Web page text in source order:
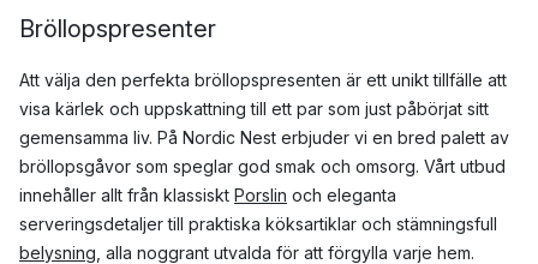
Bröllopspresenter
Att välja den perfekta bröllopspresenten är ett unikt tillfälle att
visa kärlek och uppskattning till ett par som just påbörjat sitt
gemensamma liv. På Nordic Nest erbjuder vi en bred palett av
bröllopsgåvor som speglar god smak och omsorg. Vårt utbud
innehåller allt från klassiskt Porslin och eleganta
serveringsdetaljer till praktiska köksartiklar och stämningsfull
belysning , alla noggrant utvalda för att förgylla varje hem.